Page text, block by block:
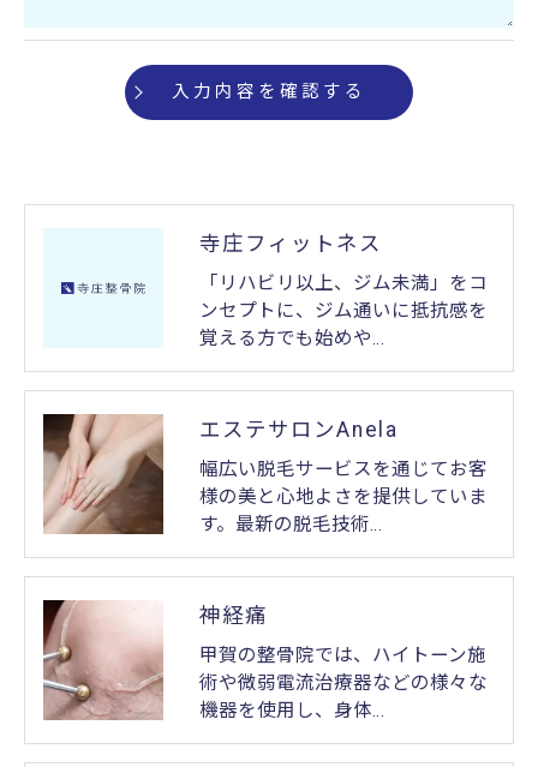
当社では、お客様の個人情報の開示･訂正･削除・利
す。
個人情報の開示･訂正･削除・利用停止の具体的手続
きにつきましては、お電話でお問合せ下さい。
寺庄フィットネス
「リハビリ以上、ジム未満」をコ
ンセプトに、ジム通いに抵抗感を
覚える方でも始めや…
エステサロンAnela
幅広い脱毛サービスを通じてお客
様の美と心地よさを提供していま
す。最新の脱毛技術…
神経痛
甲賀の整骨院では、ハイトーン施
術や微弱電流治療器などの様々な
機器を使用し、身体…